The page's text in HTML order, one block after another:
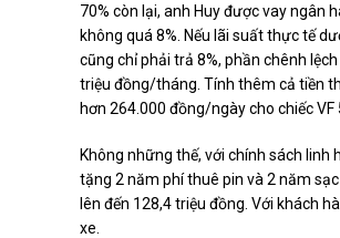
70% còn lại, anh Huy được vay ngân
không quá 8%. Nếu lãi suất thực tế
cũng chỉ phải trả 8%, phần chênh
triệu đồng/tháng. Tính thêm cả tiền
hơn 264.000 đồng/ngày cho chiếc VF
Không những thế, với chính sách
tặng 2 năm phí thuê pin và 2 năm
lên đến 128,4 triệu đồng. Với khách
xe.